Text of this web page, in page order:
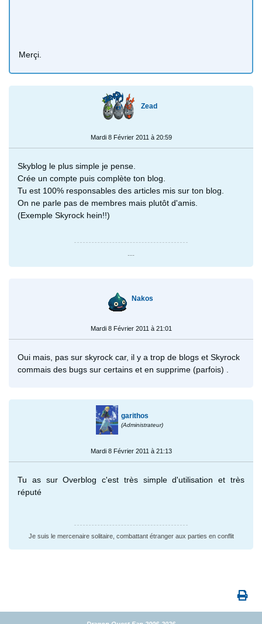
Merçi.
Zead
Mardi 8 Février 2011 à 20:59
Skyblog le plus simple je pense.
Crée un compte puis complète ton blog.
Tu est 100% responsables des articles mis sur ton blog.
On ne parle pas de membres mais plutôt d'amis.
(Exemple Skyrock hein!!)
Nakos
Mardi 8 Février 2011 à 21:01
Oui mais, pas sur skyrock car, il y a trop de blogs et Skyrock
commais des bugs sur certains et en supprime (parfois) .
garithos
(Administrateur)
Mardi 8 Février 2011 à 21:13
Tu as sur Overblog c'est très simple d'utilisation et très
réputé
Je suis le mercenaire solitaire, combattant étranger aux parties en conflit